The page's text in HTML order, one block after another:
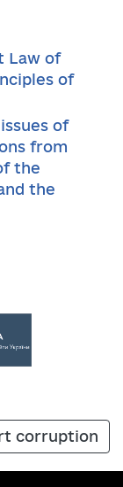
Law of
of
of
from
the
the
corruption